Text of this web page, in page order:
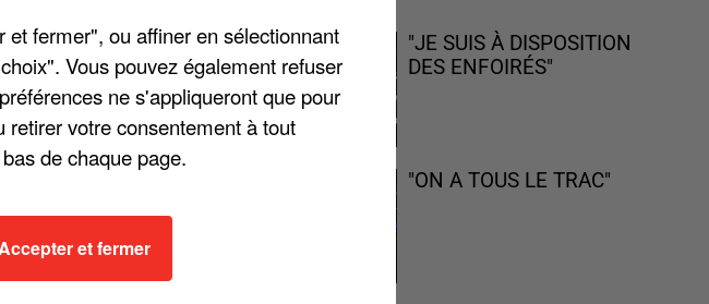
formidable d'être avec
de son partenaire, qui a
Emera et Julien se
a évolué : « Nous nous
connaissance sur les
: « J'ai une confiance
"JE SUIS À DISPOSITION
DES ENFOIRÉS"
"ON A TOUS LE TRAC"
fermer", ou affiner en sélectionnant
Vous pouvez également refuser
ne s'appliqueront que pour
votre consentement à tout
de chaque page.
Accepter et fermer